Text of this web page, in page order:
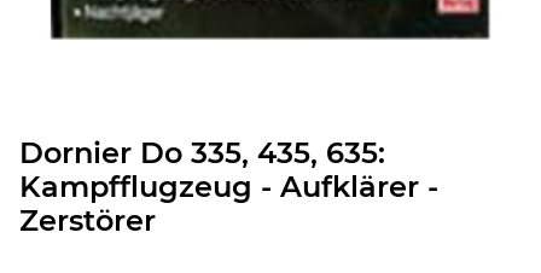
Dornier Do 335, 435, 635:
Kampfflugzeug - Aufklärer -
Zerstörer